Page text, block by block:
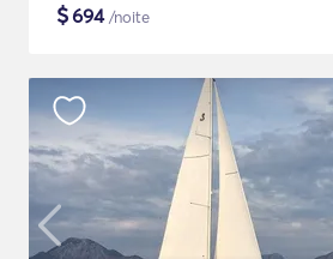
$694/noite